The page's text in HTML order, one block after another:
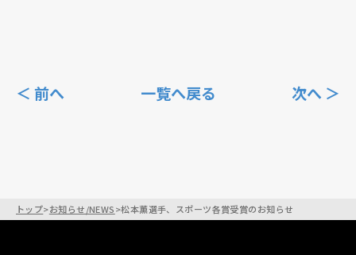
＜ 前へ 一覧へ戻る 次へ ＞
トップ>お知らせ/NEWS>松本薫選手、スポーツ各賞受賞のお知らせ